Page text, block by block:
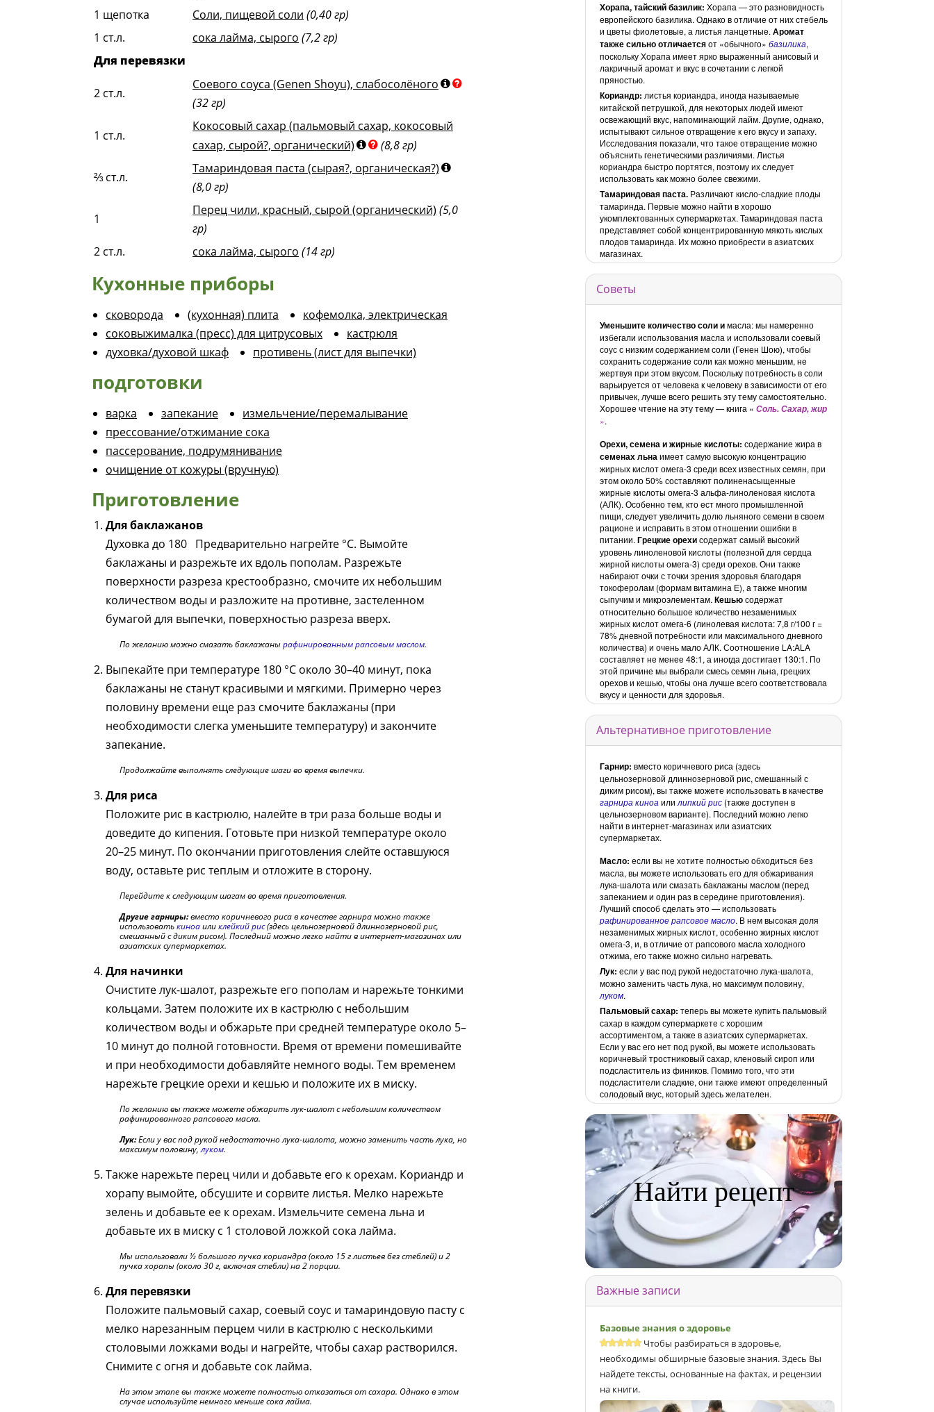
1 щепотка Соли, пищевой соли (0,40 гр)
1 ст.л. сока лайма, сырого (7,2 гр)
Для перевязки
2 ст.л.
Соевого соуса (Genen Shoyu), слабосолёного
(32 гр)
1 ст.л.
Кокосовый сахар (пальмовый сахар, кокосовый
сахар, сырой?, органический)
(8,8 гр)
⅔ ст.л.
Тамариндовая паста (сырая?, органическая?)
(8,0 гр)
1
Перец чили, красный, сырой (органический) (5,0
гр)
2 ст.л. сока лайма, сырого (14 гр)
Кухонные приборы
сковорода (кухонная) плита
кофемолка, электрическая
соковыжималка (пресс) для цитрусовых
кастрюля
духовка/духовой шкаф
противень (лист для выпечки)
подготовки
варка запекание
измельчение/перемалывание
прессование/отжимание сока
пассерование, подрумянивание
очищение от кожуры (вручную)
Приготовление
Для баклажанов
Духовка до 180 Предварительно нагрейте °C. Вымойте
баклажаны и разрежьте их вдоль пополам. Разрежьте
поверхности разреза крестообразно, смочите их небольшим
количеством воды и разложите на противне, застеленном
бумагой для выпечки, поверхностью разреза вверх.
По желанию можно смазать баклажанырафинированным рапсовым маслом.
Выпекайте при температуре 180 °C около 30–40 минут, пока
баклажаны не станут красивыми и мягкими. Примерно через
половину времени еще раз смочите баклажаны (при
необходимости слегка уменьшите температуру) и закончите
запекание.
Продолжайте выполнять следующие шаги во время выпечки.
Для риса
Положите рис в кастрюлю, налейте в три раза больше воды и
доведите до кипения. Готовьте при низкой температуре около
20–25 минут. По окончании приготовления слейте оставшуюся
воду, оставьте рис теплым и отложите в сторону.
Перейдите к следующим шагам во время приготовления.
Другие гарниры:вместо коричневого риса в качестве гарнира можно также
использоватькиноаиликлейкий рис(здесь цельнозерновой длиннозерновой рис,
смешанный с диким рисом). Последний можно легко найти в интернет-магазинах или
азиатских супермаркетах.
Для начинки
Очистите лук-шалот, разрежьте его пополам и нарежьте тонкими
кольцами. Затем положите их в кастрюлю с небольшим
количеством воды и обжарьте при средней температуре около 5–
10 минут до полной готовности. Время от времени помешивайте
и при необходимости добавляйте немного воды. Тем временем
нарежьте грецкие орехи и кешью и положите их в миску.
По желанию вы также можете обжарить лук-шалот с небольшим количеством
рафинированного рапсового масла.
Лук:Если у вас под рукой недостаточно лука-шалота, можно заменить часть лука, но
максимум половину,луком.
Также нарежьте перец чили и добавьте его к орехам. Кориандр и
хорапу вымойте, обсушите и сорвите листья. Мелко нарежьте
зелень и добавьте ее к орехам. Измельчите семена льна и
добавьте их в миску с 1 столовой ложкой сока лайма.
Мы использовали ½ большого пучка кориандра (около 15 г листьев без стеблей) и 2
пучка хорапы (около 30 г, включая стебли) на 2 порции.
Для перевязки
Положите пальмовый сахар, соевый соус и тамариндовую пасту с
мелко нарезанным перцем чили в кастрюлю с несколькими
столовыми ложками воды и нагрейте, чтобы сахар растворился.
Снимите с огня и добавьте сок лайма.
На этом этапе вы также можете полностью отказаться от сахара. Однако в этом
случае используйте немного меньше сока лайма.
Хорапа, тайский базилик: Хорапа — это разновидность
европейского базилика. Однако в отличие от них стебель
и цветы фиолетовые, а листья ланцетные. Аромат
также сильно отличаетсяот «обычного» базилика,
поскольку Хорапа имеет ярко выраженный анисовый и
лакричный аромат и вкус в сочетании с легкой
пряностью.
Кориандр: листья кориандра, иногда называемые
китайской петрушкой, для некоторых людей имеют
освежающий вкус, напоминающий лайм. Другие, однако,
испытывают сильное отвращение к его вкусу и запаху.
Исследования показали, что такое отвращение можно
объяснить генетическими различиями. Листья
кориандра быстро портятся, поэтому их следует
использовать как можно более свежими.
Тамариндовая паста. Различают кисло-сладкие плоды
тамаринда. Первые можно найти в хорошо
укомплектованных супермаркетах. Тамариндовая паста
представляет собой концентрированную мякоть кислых
плодов тамаринда. Их можно приобрести в азиатских
магазинах.
Советы
Уменьшите количествосоли имасла: мы намеренно
избегали использования масла и использовали соевый
соус с низким содержанием соли (Генен Шою), чтобы
сохранить содержание соли как можно меньшим, не
жертвуя при этом вкусом. Поскольку потребность в соли
варьируется от человека к человеку в зависимости от его
привычек, лучше всего решить эту тему самостоятельно.
Хорошее чтение на эту тему — книга « Соль. Сахар, жир
».
Орехи, семена и жирные кислоты: содержание жира в
семенах льнаимеет самую высокую концентрацию
жирных кислот омега-3 среди всех известных семян, при
этом около 50% составляют полиненасыщенные
жирные кислоты омега-3 альфа-линоленовая кислота
(АЛК). Особенно тем, кто ест много промышленной
пищи, следует увеличить долю льняного семени в своем
рационе и исправить в этом отношении ошибки в
питании. Грецкие орехисодержат самый высокий
уровень линоленовой кислоты (полезной для сердца
жирной кислоты омега-3) среди орехов. Они также
набирают очки с точки зрения здоровья благодаря
токоферолам (формам витамина Е), а также многим
сыпучим и микроэлементам. Кешьюсодержат
относительно большое количество незаменимых
жирных кислот омега-6 (линолевая кислота: 7,8 г/100 г =
78% дневной потребности или максимального дневного
количества) и очень мало АЛК. Соотношение LA:ALA
составляет не менее 48:1, а иногда достигает 130:1. По
этой причине мы выбрали смесь семян льна, грецких
орехов и кешью, чтобы она лучше всего соответствовала
вкусу и ценности для здоровья.
Альтернативное приготовление
Гарнир: вместо коричневого риса (здесь
цельнозерновой длиннозерновой рис, смешанный с
диким рисом), вы также можете использовать в качестве
гарнира киноа или липкий рис (также доступен в
цельнозерновом варианте). Последний можно легко
найти в интернет-магазинах или азиатских
супермаркетах.
Масло: если вы не хотите полностью обходиться без
масла, вы можете использовать его для обжаривания
лука-шалота или смазать баклажаны маслом (перед
запеканием и один раз в середине приготовления).
Лучший способ сделать это — использовать
рафинированное рапсовое масло. В нем высокая доля
незаменимых жирных кислот, особенно жирных кислот
омега-3, и, в отличие от рапсового масла холодного
отжима, его также можно сильно нагревать.
Лук: если у вас под рукой недостаточно лука-шалота,
можно заменить часть лука, но максимум половину,
луком.
Пальмовый сахар: теперь вы можете купить пальмовый
сахар в каждом супермаркете с хорошим
ассортиментом, а также в азиатских супермаркетах.
Если у вас его нет под рукой, вы можете использовать
коричневый тростниковый сахар, кленовый сироп или
подсластитель из фиников. Помимо того, что эти
подсластители сладкие, они также имеют определенный
солодовый вкус, который здесь желателен.
Найти рецепт
Важные записи
Базовые знания о здоровье
Чтобы разбираться в здоровье,
необходимы обширные базовые знания. Здесь Вы
найдете тексты, основанные на фактах, и рецензии
на книги.